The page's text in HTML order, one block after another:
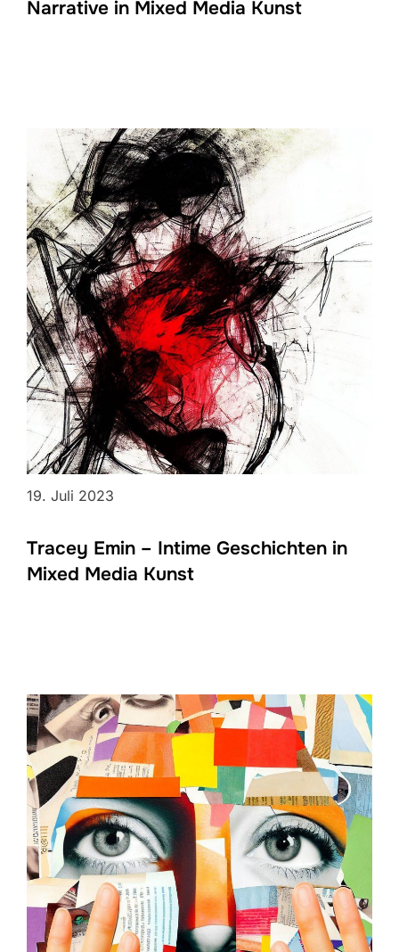
Narrative in Mixed Media Kunst
19. Juli 2023
Tracey Emin – Intime Geschichten in
Mixed Media Kunst